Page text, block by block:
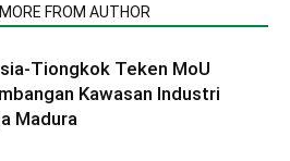
MORE FROM AUTHOR
Tiongkok Teken MoU
Kawasan Industri
Madura